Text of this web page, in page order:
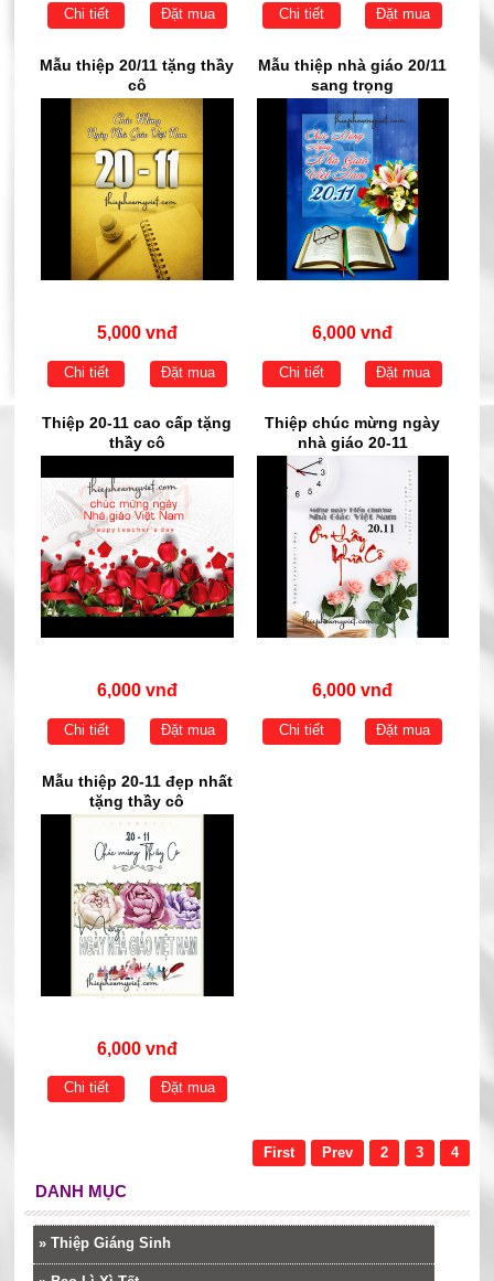
Chi tiết Đặt mua Chi tiết Đặt mua
Mẫu thiệp 20/11 tặng thầy
cô
5,000 vnđ
Chi tiết Đặt mua
Mẫu thiệp nhà giáo 20/11
sang trọng
6,000 vnđ
Chi tiết Đặt mua
Thiệp 20-11 cao cấp tặng
thầy cô
6,000 vnđ
Chi tiết Đặt mua
Thiệp chúc mừng ngày
nhà giáo 20-11
6,000 vnđ
Chi tiết Đặt mua
Mẫu thiệp 20-11 đẹp nhất
tặng thầy cô
6,000 vnđ
Chi tiết Đặt mua
First Prev 2 3 4
DANH MỤC
» Thiệp Giáng Sinh